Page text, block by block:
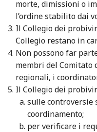
morte, dimissioni o
l’ordine stabilito dai
Il Collegio dei
Collegio restano in
Non possono far
membri del Comitato
regionali, i
Il Collegio dei
sulle controversie
coordinamento;
per verificare i